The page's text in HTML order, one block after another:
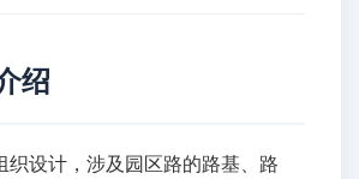
绍
织设计，涉及园区路的路基、路